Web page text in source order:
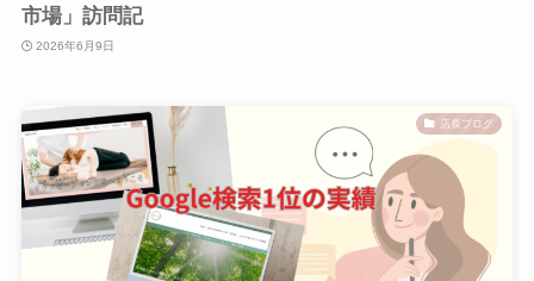
市場」訪問記
2026年6月9日
店長ブログ